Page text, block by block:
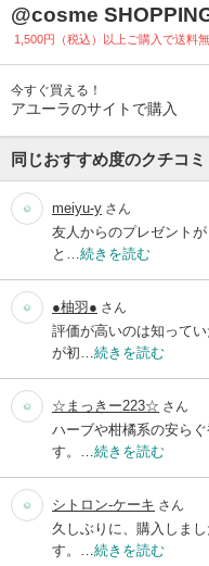
@cosme
1,500円（税込）以上ご購入で送料
今すぐ買える！
アユーラのサイトで購入
同じおすすめ度のクチコミ
meiyu-y さん
友人からのプレゼント
と… 続きを読む
●柚羽● さん
評価が高いのは知って
が初… 続きを読む
☆まっきー223☆ さん
ハーブや柑橘系の安ら
す。… 続きを読む
シトロン-ケーキ さん
久しぶりに、購入しま
す。… 続きを読む